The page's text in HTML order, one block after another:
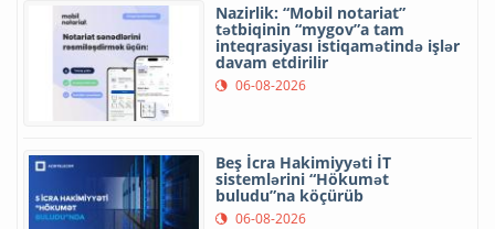
Nazirlik: “Mobil notariat”
tətbiqinin “mygov”a tam
inteqrasiyası istiqamətində işlər
davam etdirilir
06-08-2026
Beş İcra Hakimiyyəti İT
sistemlərini “Hökumət
buludu”na köçürüb
06-08-2026